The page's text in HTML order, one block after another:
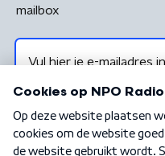
mailbox